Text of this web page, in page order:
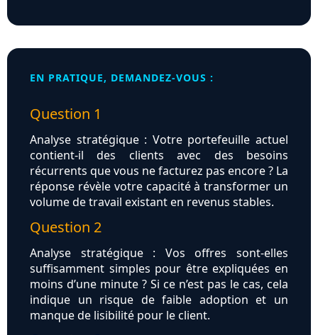
EN PRATIQUE, DEMANDEZ-VOUS :
Question 1
Analyse stratégique : Votre portefeuille actuel
contient-il des clients avec des besoins
récurrents que vous ne facturez pas encore ? La
réponse révèle votre capacité à transformer un
volume de travail existant en revenus stables.
Question 2
Analyse stratégique : Vos offres sont-elles
suffisamment simples pour être expliquées en
moins d’une minute ? Si ce n’est pas le cas, cela
indique un risque de faible adoption et un
manque de lisibilité pour le client.